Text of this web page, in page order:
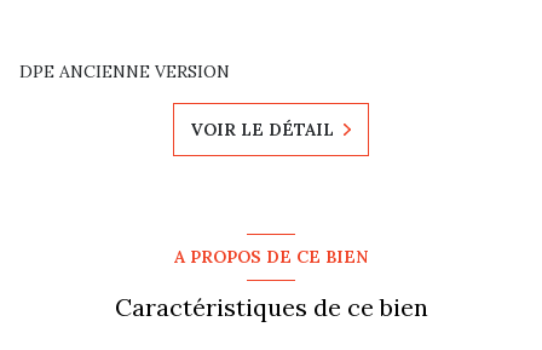
DPE ANCIENNE VERSION
VOIR LE DÉTAIL
A PROPOS DE CE BIEN
Caractéristiques de ce bien